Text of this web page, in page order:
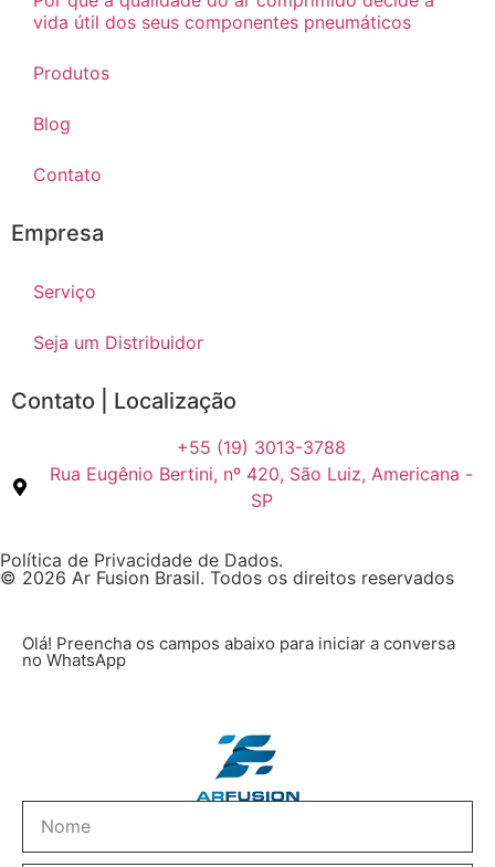
vida útil dos seus componentes pneumáticos
Produtos
Blog
Contato
Empresa
Serviço
Seja um Distribuidor
Contato | Localização
+55 (19) 3013-3788
Rua Eugênio Bertini, nº 420, São Luiz, Americana -
SP
Política de Privacidade de Dados.
© 2026 Ar Fusion Brasil. Todos os direitos reservados
Olá! Preencha os campos abaixo para iniciar a conversa
no WhatsApp